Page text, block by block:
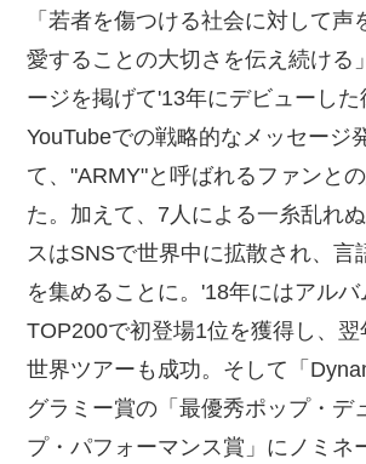
「若者を傷つける社会に対して声
愛することの大切さを伝え続ける
ージを掲げて'13年にデビューし
YouTubeでの戦略的なメッセージ
て、"ARMY"と呼ばれるファンと
た。加えて、7人による一糸乱れ
スはSNSで世界中に拡散され、言
を集めることに。'18年にはアル
TOP200で初登場1位を獲得し、
世界ツアーも成功。そして「
グラミー賞の「最優秀ポップ・デ
プ・パフォーマンス賞」にノミネ